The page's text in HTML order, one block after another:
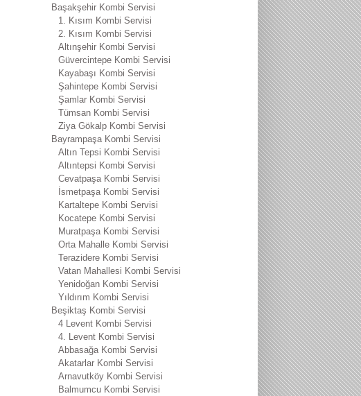
Başakşehir Kombi Servisi
1. Kısım Kombi Servisi
2. Kısım Kombi Servisi
Altınşehir Kombi Servisi
Güvercintepe Kombi Servisi
Kayabaşı Kombi Servisi
Şahintepe Kombi Servisi
Şamlar Kombi Servisi
Tümsan Kombi Servisi
Ziya Gökalp Kombi Servisi
Bayrampaşa Kombi Servisi
Altın Tepsi Kombi Servisi
Altıntepsi Kombi Servisi
Cevatpaşa Kombi Servisi
İsmetpaşa Kombi Servisi
Kartaltepe Kombi Servisi
Kocatepe Kombi Servisi
Muratpaşa Kombi Servisi
Orta Mahalle Kombi Servisi
Terazidere Kombi Servisi
Vatan Mahallesi Kombi Servisi
Yenidoğan Kombi Servisi
Yıldırım Kombi Servisi
Beşiktaş Kombi Servisi
4 Levent Kombi Servisi
4. Levent Kombi Servisi
Abbasağa Kombi Servisi
Akatarlar Kombi Servisi
Arnavutköy Kombi Servisi
Balmumcu Kombi Servisi